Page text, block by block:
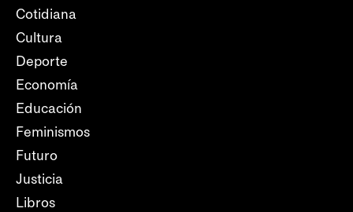
Cotidiana
Cultura
Deporte
Economía
Educación
Feminismos
Futuro
Justicia
Libros